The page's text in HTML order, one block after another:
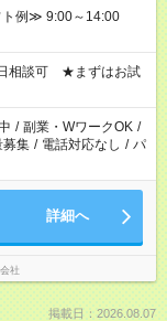
日相談可 ★まずはお試
/ 副業・WワークOK /
募集 / 電話対応なし / パ
詳細へ
社
掲載日：2026.08.07